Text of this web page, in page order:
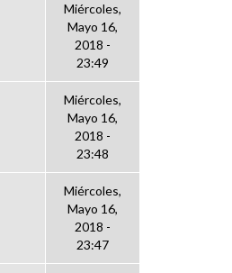
Miércoles,
Mayo 16,
2018 -
23:49
Miércoles,
Mayo 16,
2018 -
23:48
Miércoles,
Mayo 16,
2018 -
23:47